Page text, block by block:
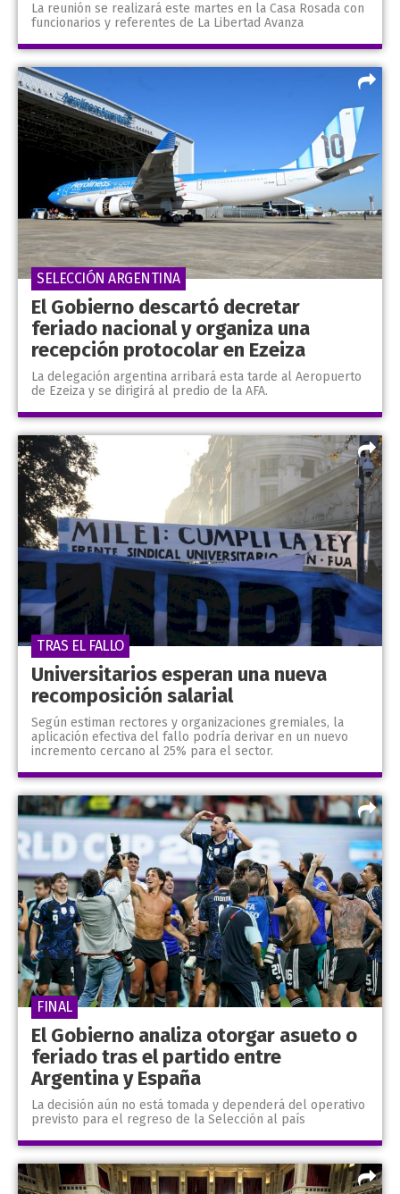
La reunión se realizará este martes en la Casa Rosada con
funcionarios y referentes de La Libertad Avanza
El Gobierno descartó decretar
feriado nacional y organiza una
recepción protocolar en Ezeiza
La delegación argentina arribará esta tarde al Aeropuerto
de Ezeiza y se dirigirá al predio de la AFA.
SELECCIÓN ARGENTINA
Universitarios esperan una nueva
recomposición salarial
Según estiman rectores y organizaciones gremiales, la
aplicación efectiva del fallo podría derivar en un nuevo
incremento cercano al 25% para el sector.
TRAS EL FALLO
El Gobierno analiza otorgar asueto o
feriado tras el partido entre
Argentina y España
La decisión aún no está tomada y dependerá del operativo
previsto para el regreso de la Selección al país
FINAL